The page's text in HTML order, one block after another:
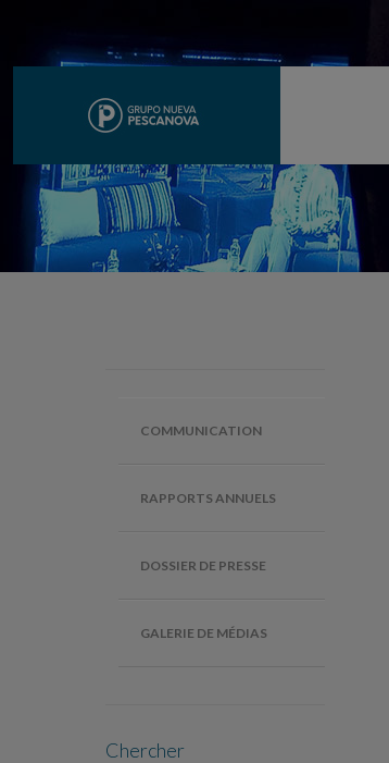
COMMUNICATION
RAPPORTS ANNUELS
DOSSIER DE PRESSE
GALERIE DE MÉDIAS
Chercher